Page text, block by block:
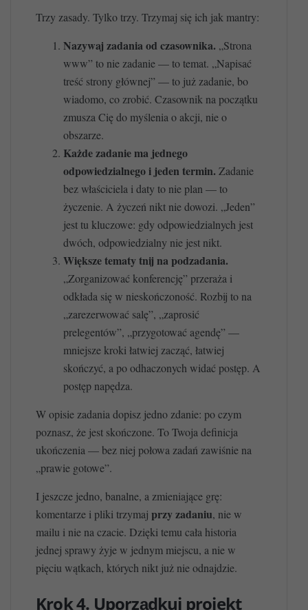
Trzy zasady. Tylko trzy. Trzymaj się ich jak mantry:
Nazywaj zadania od czasownika. „Strona
www” to nie zadanie — to temat. „Napisać
treść strony głównej” — to już zadanie, bo
wiadomo, co zrobić. Czasownik na początku
zmusza Cię do myślenia o akcji, nie o
obszarze.
Każde zadanie ma jednego
odpowiedzialnego i jeden termin. Zadanie
bez właściciela i daty to nie plan — to
życzenie. A życzeń nikt nie dowozi. „Jeden”
jest tu kluczowe: gdy odpowiedzialnych jest
dwóch, odpowiedzialny nie jest nikt.
Większe tematy tnij na podzadania.
„Zorganizować konferencję” przeraża i
odkłada się w nieskończoność. Rozbij to na
„zarezerwować salę”, „zaprosić
prelegentów”, „przygotować agendę” —
mniejsze kroki łatwiej zacząć, łatwiej
skończyć, a po odhaczonych widać postęp. A
postęp napędza.
W opisie zadania dopisz jedno zdanie: po czym
poznasz, że jest skończone. To Twoja definicja
ukończenia — bez niej połowa zadań zawiśnie na
„prawie gotowe”.
I jeszcze jedno, banalne, a zmieniające grę:
komentarze i pliki trzymaj przy zadaniu, nie w
mailu i nie na czacie. Dzięki temu cała historia
jednej sprawy żyje w jednym miejscu, a nie w
pięciu wątkach, których nikt już nie odnajdzie.
Krok 4. Uporządkuj projekt